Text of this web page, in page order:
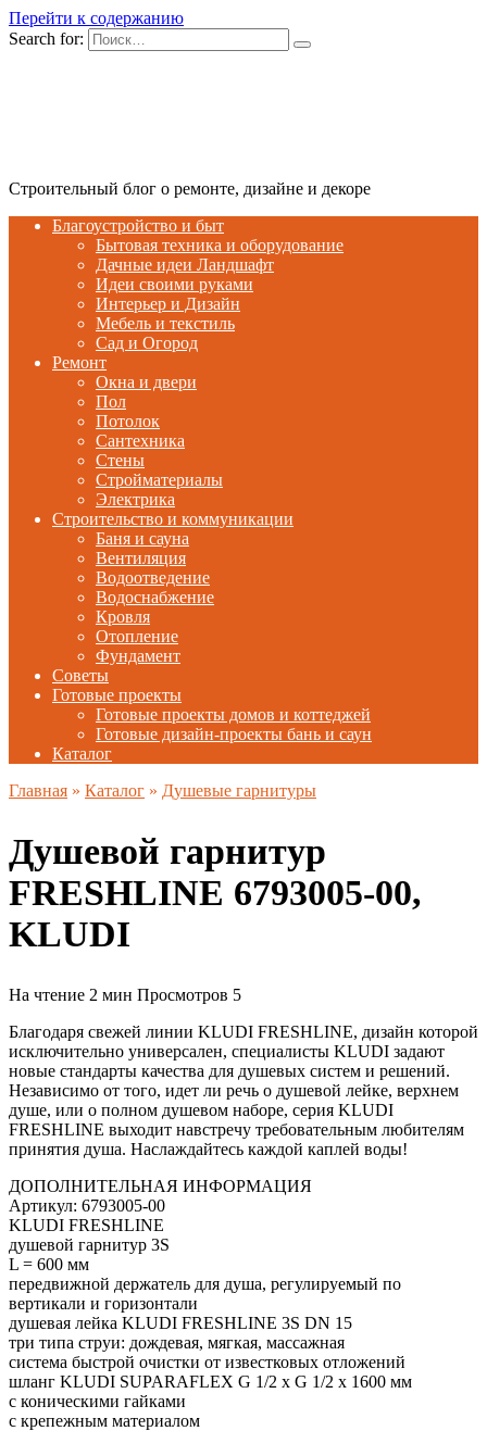
Перейти к содержанию
Search for:
Строительный блог о ремонте, дизайне и декоре
Благоустройство и быт
Бытовая техника и оборудование
Дачные идеи Ландшафт
Идеи своими руками
Интерьер и Дизайн
Мебель и текстиль
Сад и Огород
Ремонт
Окна и двери
Пол
Потолок
Сантехника
Стены
Стройматериалы
Электрика
Строительство и коммуникации
Баня и сауна
Вентиляция
Водоотведение
Водоснабжение
Кровля
Отопление
Фундамент
Советы
Готовые проекты
Готовые проекты домов и коттеджей
Готовые дизайн-проекты бань и саун
Каталог
Главная » Каталог » Душевые гарнитуры
Душевой гарнитур
FRESHLINE 6793005-00,
KLUDI
На чтение 2 мин Просмотров 5
Благодаря свежей линии KLUDI FRESHLINE, дизайн которой
исключительно универсален, специалисты KLUDI задают
новые стандарты качества для душевых систем и решений.
Независимо от того, идет ли речь о душевой лейке, верхнем
душе, или о полном душевом наборе, серия KLUDI
FRESHLINE выходит навстречу требовательным любителям
принятия душа. Наслаждайтесь каждой каплей воды!
ДОПОЛНИТЕЛЬНАЯ ИНФОРМАЦИЯ
Артикул: 6793005-00
KLUDI FRESHLINE
душевой гарнитур 3S
L = 600 мм
передвижной держатель для душа, регулируемый по
вертикали и горизонтали
душевая лейка KLUDI FRESHLINE 3S DN 15
три типа струи: дождевая, мягкая, массажная
система быстрой очистки от известковых отложений
шланг KLUDI SUPARAFLEX G 1/2 x G 1/2 x 1600 мм
с коническими гайками
с крепежным материалом